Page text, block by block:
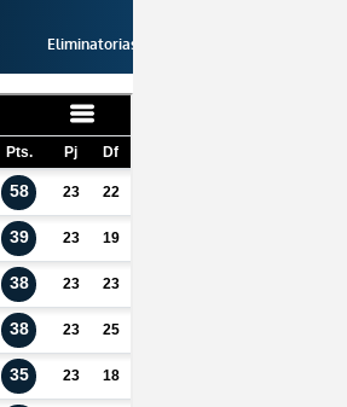
Eliminatorias 2026